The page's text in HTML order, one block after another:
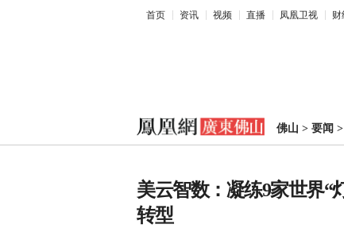
首页 资讯 视频 直播 凤凰卫视 财
佛山 > 要闻 >
美云智数：凝练9家世界“
转型